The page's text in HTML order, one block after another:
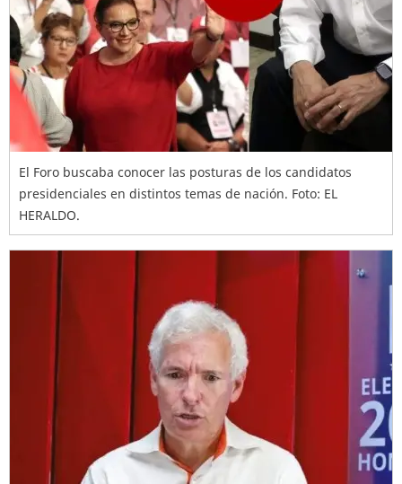
El Foro buscaba conocer las posturas de los candidatos
presidenciales en distintos temas de nación. Foto: EL
HERALDO.